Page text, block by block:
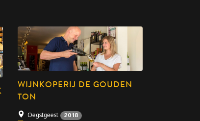
WIJNKOPERIJ DE GOUDEN
TON
Oegstgeest 2018